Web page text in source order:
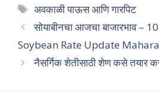
Tags
अवकाळी पाऊस आणि गारपिट
सोयाबीनचा आजचा बाजारभाव –
Soybean Rate Update
नैसर्गिक शेतीसाठी शेण कसे तयार